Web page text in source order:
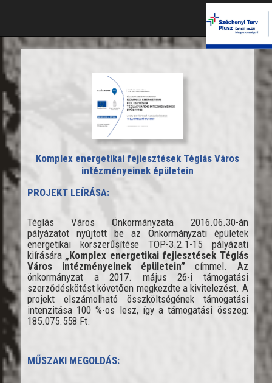
Komplex energetikai fejlesztések Téglás Város
intézményeinek épületein
PROJEKT LEÍRÁSA:
Téglás Város Önkormányzata 2016.06.30-án
pályázatot nyújtott be az Önkormányzati épületek
energetikai korszerűsítéseTOP-3.2.1-15 pályázati
kiírására „Komplex energetikai fejlesztések Téglás
Város intézményeinek épületein”címmel.
Az
önkormányzat a 2017. május 26-i támogatási
szerződéskötést követően megkezdte a kivitelezést. A
projekt elszámolható összköltségének támogatási
intenzitása 100 %-os lesz, így a támogatási összeg:
185.075.558 Ft.
MŰSZAKI MEGOLDÁS: